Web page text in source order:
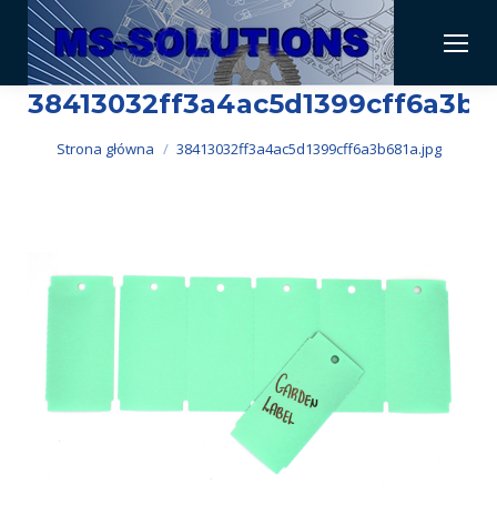
Jesteś tutaj:
Strona główna 38413032ff3a4ac5d1399cff6a3b681a.jpg